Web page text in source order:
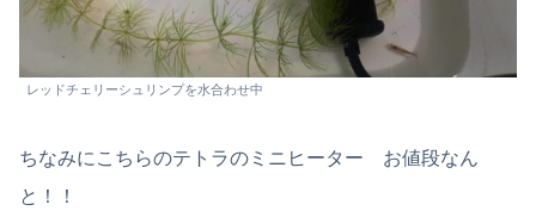
レッドチェリーシュリンプを水合わせ中
ちなみにこちらのテトラのミニヒーター お値段なん
と！！